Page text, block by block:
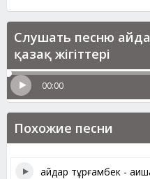
Слушать песню
қазақ жігіттері
00:00
Похожие песни
айдар тұрғамбек -